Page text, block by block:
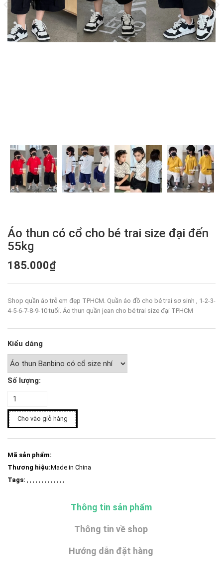
Áo thun có cổ cho bé trai size đại đến
55kg
185.000₫
Shop quần áo trẻ em đẹp TPHCM. Quần áo đồ cho bé trai sơ sinh , 1-2-3-
4-5-6-7-8-9-10 tuổi. Áo thun quần jean cho bé trai size đại TPHCM
Kiểu dáng
Số lượng:
Cho vào giỏ hàng
Mã sản phẩm:
Thương hiệu:Made in China
Tags: , , , , , , , , , , , , ,
Thông tin sản phẩm
Thông tin về shop
Hướng dẫn đặt hàng